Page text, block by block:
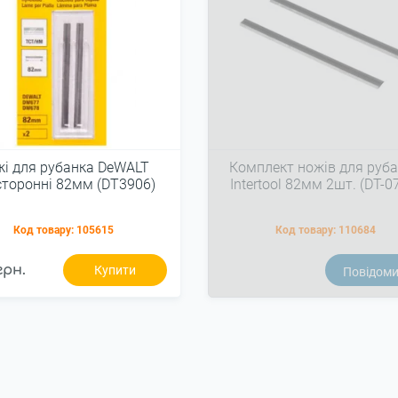
для рубанка DeWALT
82мм (DT3906)
Код товару: 105615
Купити
Комплект ножів для
Intertool 82мм 2шт. (DT-
Код товару: 110684